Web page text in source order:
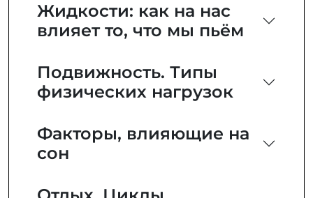
Жидкости: как на нас
влияет то, что мы пьём
Подвижность. Типы
физических нагрузок
Факторы, влияющие на
сон